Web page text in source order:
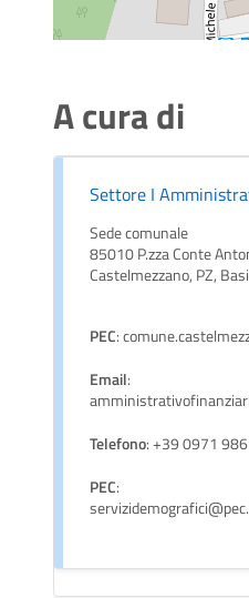
A cura di
Settore I
Sede comunale
85010 P.zza Conte
Castelmezzano, PZ,
PEC:
Email:
Telefono: +39 0971
PEC: